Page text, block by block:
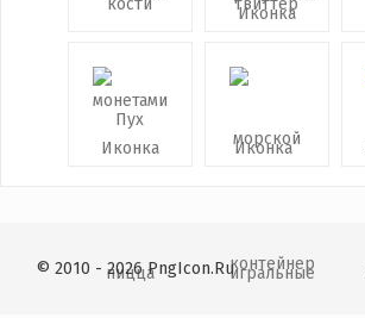
© 2010 - 2026 PngIcon.Ru